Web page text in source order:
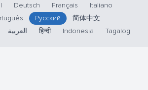
Deutsch Français
Italiano
Русский
简体中文
العربية हिन्दी Indonesia Tagalog